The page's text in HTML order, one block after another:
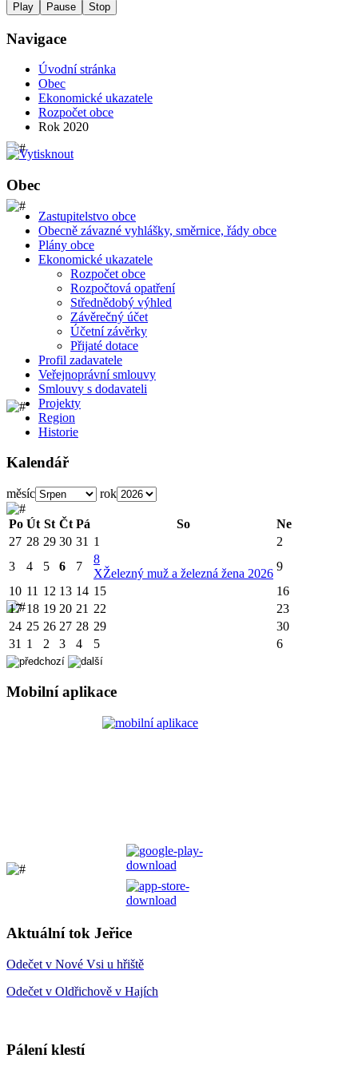
Play Pause Stop
Navigace
Úvodní stránka
Obec
Ekonomické ukazatele
Rozpočet obce
Rok 2020
Obec
Zastupitelstvo obce
Obecně závazné vyhlášky, směrnice, řády obce
Plány obce
Ekonomické ukazatele
Rozpočet obce
Rozpočtová opatření
Střednědobý výhled
Závěrečný účet
Účetní závěrky
Přijaté dotace
Profil zadavatele
Veřejnoprávní smlouvy
Smlouvy s dodavateli
Projekty
Region
Historie
Kalendář
měsíc rok
Po Út St Čt Pá So
Ne
27 28 29 30 31 1
2
3
4 5 6 7
8
XŽelezný muž a železná žena 2026
9
10 11 12 13 14 15
16
17 18 19 20 21 22
23
24 25 26 27 28 29
30
31 1 2 3 4 5 6
Mobilní aplikace
Aktuální tok Jeřice
Odečet v Nové Vsi u hřiště
Odečet v Oldřichově v Hajích
Pálení klestí